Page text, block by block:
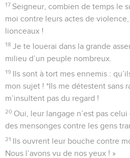
17 Seigneur, combien de temps le
moi contre leurs actes de
lionceaux !
18 Je te louerai dans la grande
milieu d’un peuple nombreux.
19 Ils sont à tort mes ennemis :
mon sujet ! *Ils me détestent sans
m’insultent pas du regard !
20 Oui, leur langage n’est pas
des mensonges contre les gens
21 Ils ouvrent leur bouche contre
Nous l’avons vu de nos yeux ! »